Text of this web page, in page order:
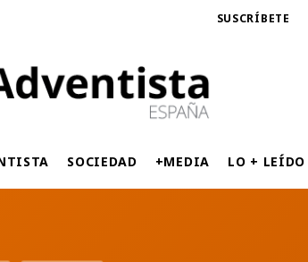
SUSCRÍBETE
SOCIEDAD +MEDIA LO + LEÍDO